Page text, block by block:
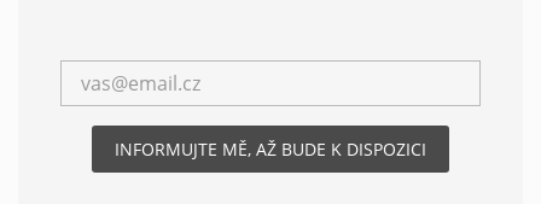
INFORMUJTE MĚ, AŽ BUDE K DISPOZICI
Vytvořit seznam oblíbených